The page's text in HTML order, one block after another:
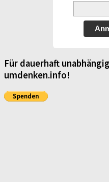
Für dauerhaft
umdenken.info!